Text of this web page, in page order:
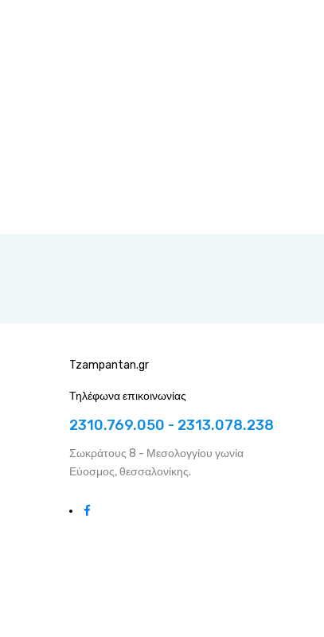
Tzampantan.gr
Τηλέφωνα επικοινωνίας
2310.769.050 - 2313.078.238
Σωκράτους 8 - Μεσολογγίου γωνία
Εύοσμος, θεσσαλονίκης.